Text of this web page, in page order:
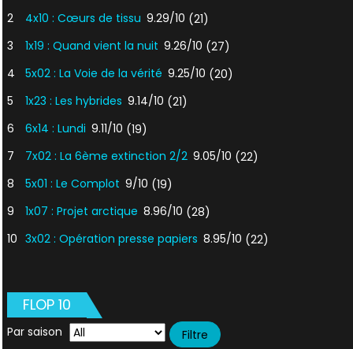
2
4x10 : Cœurs de tissu 9.29/10 (21)
3
1x19 : Quand vient la nuit 9.26/10 (27)
4
5x02 : La Voie de la vérité 9.25/10 (20)
5
1x23 : Les hybrides 9.14/10 (21)
6
6x14 : Lundi 9.11/10 (19)
7
7x02 : La 6ème extinction 2/2 9.05/10 (22)
8
5x01 : Le Complot 9/10 (19)
9
1x07 : Projet arctique 8.96/10 (28)
10 3x02 : Opération presse papiers 8.95/10 (22)
FLOP 10
Par saison